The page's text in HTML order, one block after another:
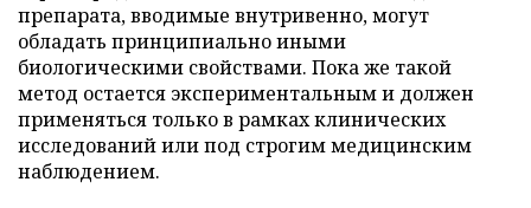
препарата, вводимые внутривенно, могут
обладать принципиально иными
биологическими свойствами. Пока же такой
метод остается экспериментальным и должен
применяться только в рамках клинических
исследований или под строгим медицинским
наблюдением.